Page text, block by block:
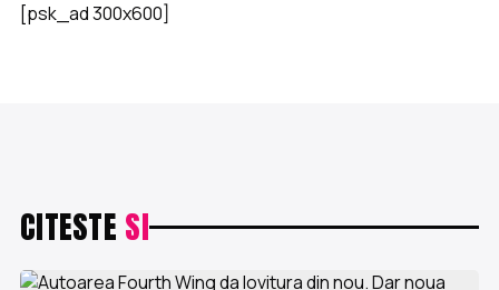
[psk_ad 300x600]
CITESTE SI